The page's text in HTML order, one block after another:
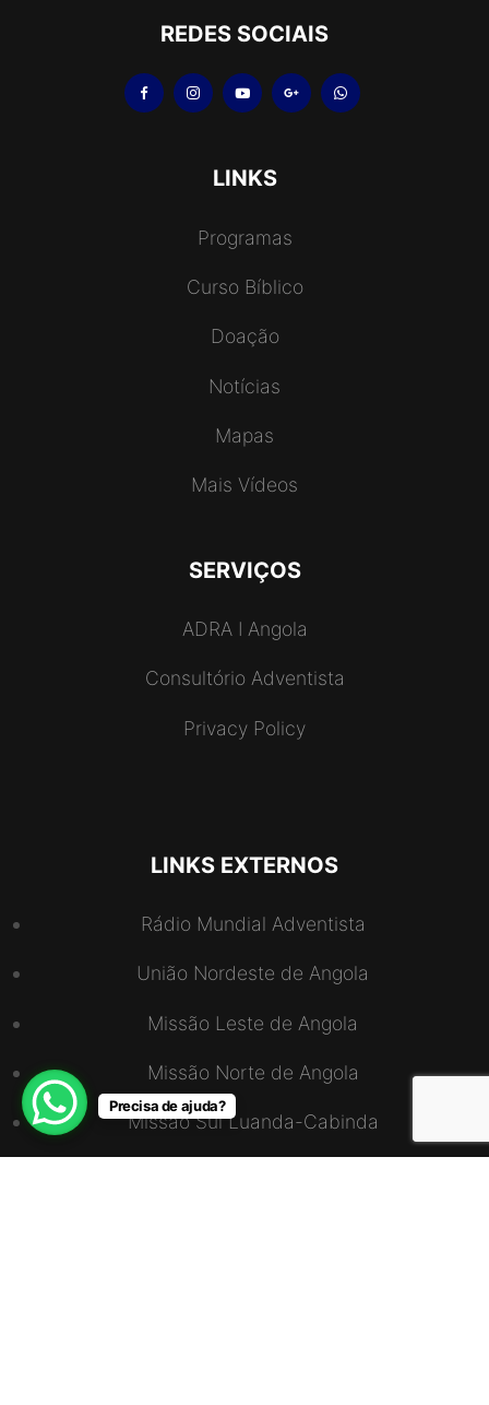
REDES SOCIAIS
LINKS
Programas
Curso Bíblico
Doação
Notícias
Mapas
Mais Vídeos
SERVIÇOS
ADRA I Angola
Consultório Adventista
Privacy Policy
LINKS EXTERNOS
Rádio Mundial Adventista
União Nordeste de Angola
Missão Leste de Angola
Missão Norte de Angola
Missão Sul Luanda-Cabinda
Precisa de ajuda?